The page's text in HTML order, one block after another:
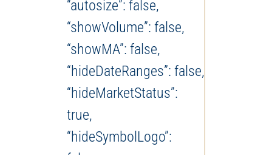
“autosize”: false,
“showVolume”: false,
“showMA”: false,
“hideDateRanges”: false,
“hideMarketStatus”:
true,
“hideSymbolLogo”: